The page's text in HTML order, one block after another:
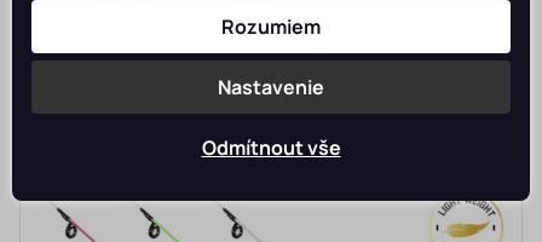
Rybárské potreby rybarzv.sk>DELPHIN moss.sk
Prúty a navijaky > >Rozumiem
Nastavenie
Odmítnout vše